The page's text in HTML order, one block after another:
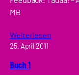
MB
Weiterlesen
25. April 2011
Buch 1